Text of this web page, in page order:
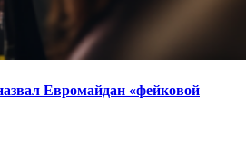
Евромайдан «фейковой